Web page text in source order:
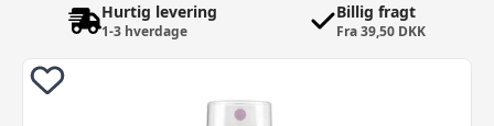
Hurtig levering
1-3 hverdage
Billig fragt
Fra 39,50 DKK